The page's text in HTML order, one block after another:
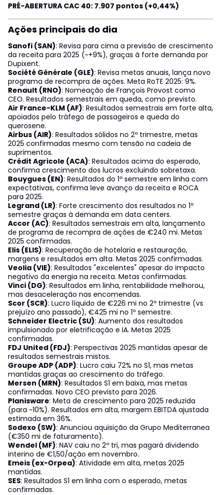
PRÉ-ABERTURA CAC 40: 7.907 pontos (+0,44%)
Ações principais do dia
Sanofi (SAN): Revisa para cima a previsão de crescimento
da receita para 2025 (~+9%), graças à forte demanda por
Dupixent.
Société Générale (GLE): Revisa metas anuais, lança novo
programa de recompra de ações. Meta RoTE 2025: 9%.
Renault (RNO): Nomeação de François Provost como
CEO. Resultados semestrais em queda, como previsto.
Air France-KLM (AF): Resultados semestrais em forte alta,
apoiados pelo tráfego de passageiros e queda do
querosene.
Airbus (AIR): Resultados sólidos no 2º trimestre, metas
2025 confirmadas mesmo com tensão na cadeia de
suprimentos.
Crédit Agricole (ACA): Resultados acima do esperado,
confirma crescimento dos lucros excluindo sobretaxa.
Bouygues (EN): Resultados do 1º semestre em linha com
expectativas, confirma leve avanço da receita e ROCA
para 2025.
Legrand (LR): Forte crescimento dos resultados no 1º
semestre graças à demanda em data centers.
Accor (AC): Resultados semestrais em alta, lançamento
de programa de recompra de ações de €240 mi. Metas
2025 confirmadas.
Elis (ELIS): Recuperação de hotelaria e restauração,
margens e resultados em alta. Metas 2025 confirmadas.
Veolia (VIE): Resultados "excelentes" apesar do impacto
negativo da energia na receita. Metas confirmadas.
Vinci (DG): Resultados em linha, rentabilidade melhorou,
mas desaceleração nas encomendas.
Scor (SCR): Lucro líquido de €226 mi no 2º trimestre (vs
prejuízo ano passado), €425 mi no 1º semestre.
Schneider Electric (SU): Aumento dos resultados
impulsionado por eletrificação e IA. Metas 2025
confirmadas.
FDJ United (FDJ): Perspectivas 2025 mantidas apesar de
resultados semestrais mistos.
Groupe ADP (ADP): Lucro caiu 72% no S1, mas metas
mantidas graças ao crescimento do tráfego.
Mersen (MRN): Resultados S1 em baixa, mas metas
confirmadas. Novo CEO previsto para 2026.
Planisware: Meta de crescimento para 2025 reduzida
(para ~10%). Resultados em alta, margem EBITDA ajustada
estimada em 36%.
Sodexo (SW): Anunciou aquisição da Grupo Mediterranea
(€350 mi de faturamento).
Wendel (MF): NAV caiu no 2º tri, mas pagará dividendo
interino de €1,50/ação em novembro.
Emeis (ex-Orpea): Atividade em alta, metas 2025
mantidas.
SES: Resultados S1 em linha com o esperado, metas
confirmadas.